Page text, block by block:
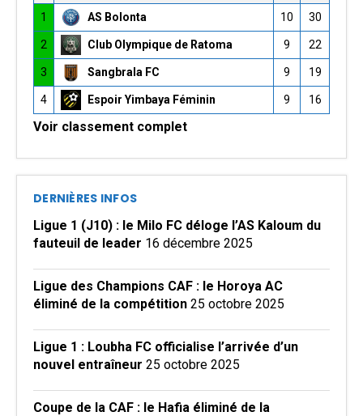
1 AS Bolonta 10 30
2 Club Olympique de Ratoma 9 22
3 Sangbrala FC 9 19
4 Espoir Yimbaya Féminin 9 16
Voir classement complet
DERNIÈRES INFOS
Ligue 1 (J10) : le Milo FC déloge l’AS Kaloum du
fauteuil de leader 16 décembre 2025
Ligue des Champions CAF : le Horoya AC
éliminé de la compétition 25 octobre 2025
Ligue 1 : Loubha FC officialise l’arrivée d’un
nouvel entraîneur 25 octobre 2025
Coupe de la CAF : le Hafia éliminé de la